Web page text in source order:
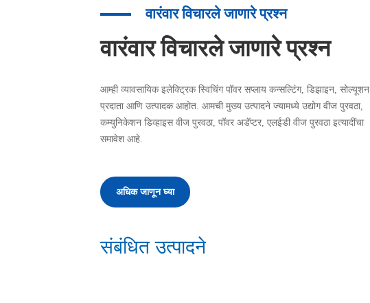
वारंवार विचारले जाणारे प्रश्न
वारंवार विचारले जाणारे प्रश्न
आम्ही व्यावसायिक इलेक्ट्रिक स्विचिंग पॉवर सप्लाय कन्सल्टिंग, डिझाइन, सोल्यूशन
प्रदाता आणि उत्पादक आहोत. आमची मुख्य उत्पादने ज्यामध्ये उद्योग वीज पुरवठा,
कम्युनिकेशन डिव्हाइस वीज पुरवठा, पॉवर अडॅप्टर, एलईडी वीज पुरवठा इत्यादींचा
समावेश आहे.
अधिक जाणून घ्या
संबंधित उत्पादने